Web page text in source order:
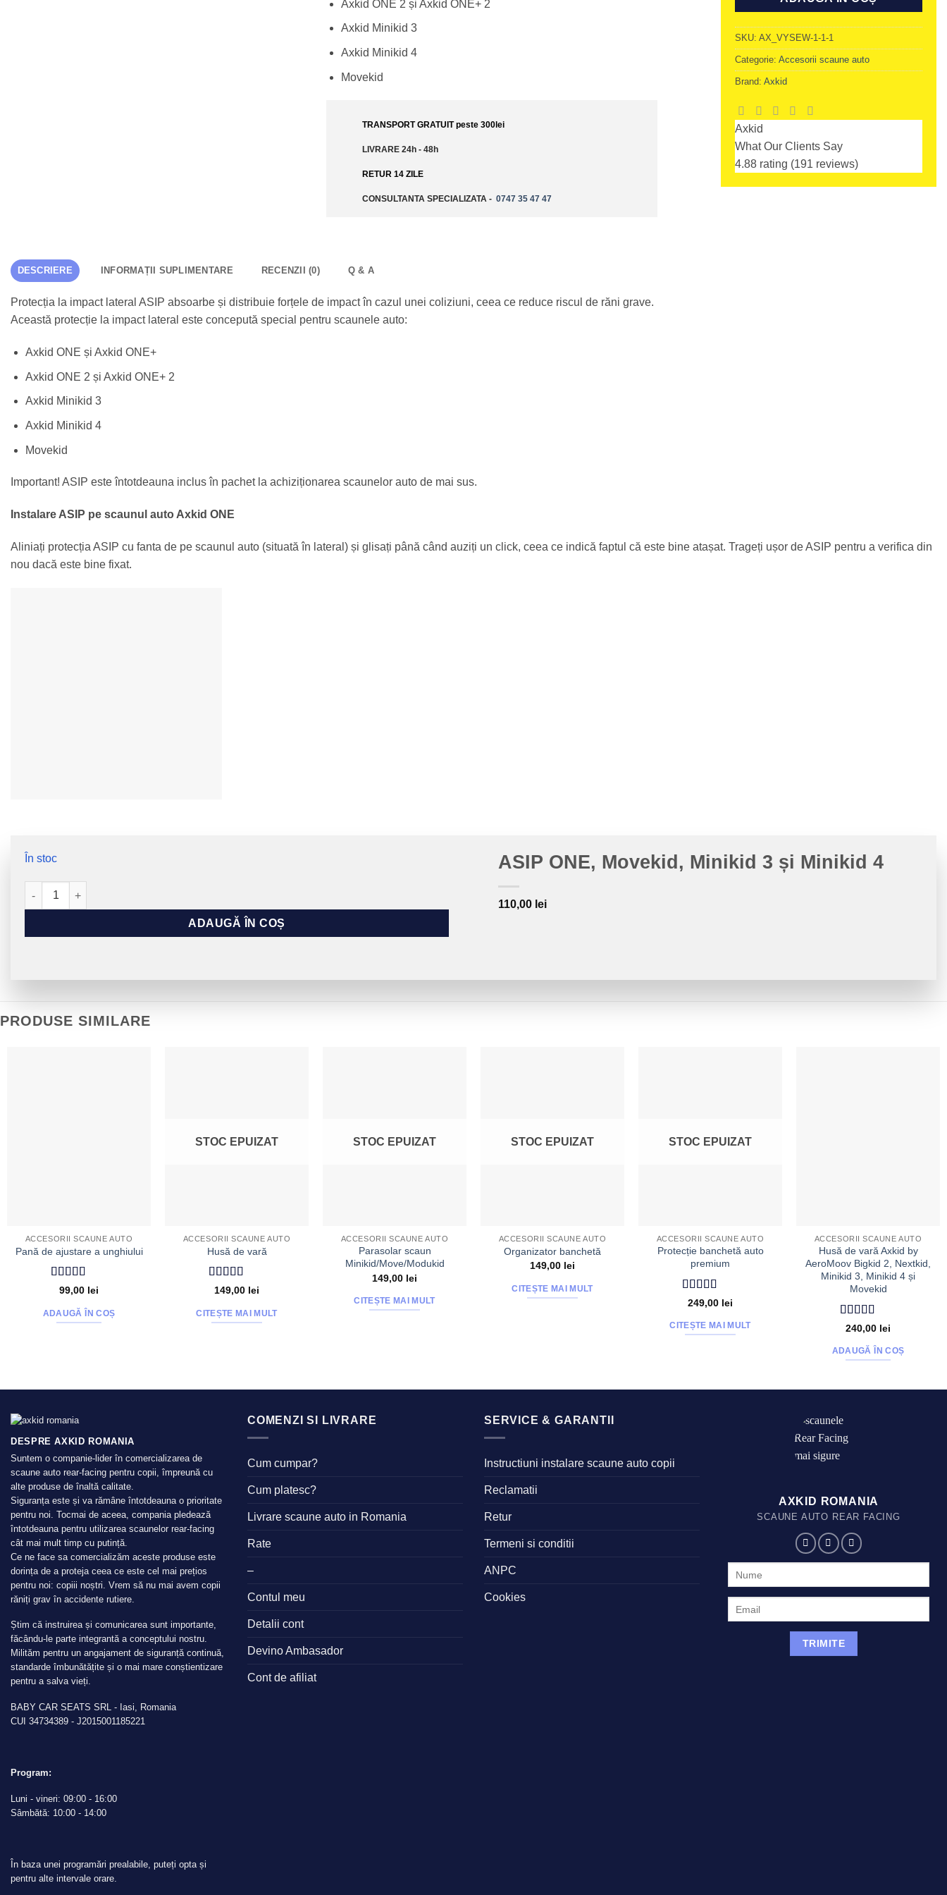
Axkid ONE 2 și Axkid ONE+ 2
Axkid Minikid 3
Axkid Minikid 4
Movekid
TRANSPORT GRATUIT peste 300lei
LIVRARE 24h - 48h
RETUR 14 ZILE
CONSULTANTA SPECIALIZATA - 0747 35 47 47
SKU: AX_VYSEW-1-1-1
Categorie: Accesorii scaune auto
Brand: Axkid
Axkid
What Our Clients Say
4.88 rating (191 reviews)
DESCRIERE INFORMAȚII SUPLIMENTARE RECENZII (0) Q & A
Protecția la impact lateral ASIP absoarbe și distribuie forțele de impact în cazul unei coliziuni, ceea ce reduce riscul de răni grave.
Această protecție la impact lateral este concepută special pentru scaunele auto:
Axkid ONE și Axkid ONE+
Axkid ONE 2 și Axkid ONE+ 2
Axkid Minikid 3
Axkid Minikid 4
Movekid
Important! ASIP este întotdeauna inclus în pachet la achiziționarea scaunelor auto de mai sus.
Instalare ASIP pe scaunul auto Axkid ONE
Aliniați protecția ASIP cu fanta de pe scaunul auto (situată în lateral) și glisați până când auziți un click, ceea ce indică faptul că este bine atașat. Trageți ușor de ASIP pentru a verifica din
nou dacă este bine fixat.
În stoc
Cantitate ASIP ONE, Movekid, Minikid 3 și Minikid 4
ADAUGĂ ÎN COȘ
ASIP ONE, Movekid, Minikid 3 și Minikid 4
110,00 lei
PRODUSE SIMILARE
ACCESORII SCAUNE AUTO
Pană de ajustare a unghiului
Evaluat la
99,00 lei
ADAUGĂ ÎN COȘ
STOC EPUIZAT
ACCESORII SCAUNE AUTO
Husă de vară
Evaluat la
149,00 lei
CITEȘTE MAI MULT
STOC EPUIZAT
ACCESORII SCAUNE AUTO
Parasolar scaun
Minikid/Move/Modukid
149,00 lei
CITEȘTE MAI MULT
STOC EPUIZAT
ACCESORII SCAUNE AUTO
Organizator banchetă
149,00 lei
CITEȘTE MAI MULT
STOC EPUIZAT
ACCESORII SCAUNE AUTO
Protecție banchetă auto
premium
Evaluat la
249,00 lei
CITEȘTE MAI MULT
ACCESORII SCAUNE AUTO
Husă de vară Axkid by
AeroMoov Bigkid 2, Nextkid,
Minikid 3, Minikid 4 și
Movekid
Evaluat la5
240,00 lei
ADAUGĂ ÎN COȘ
DESPRE AXKID ROMANIA
Suntem o companie-lider în comercializarea de
scaune auto rear-facing pentru copii, împreună cu
alte produse de înaltă calitate.
Siguranța este și va rămâne întotdeauna o prioritate
pentru noi. Tocmai de aceea, compania pledează
întotdeauna pentru utilizarea scaunelor rear-facing
cât mai mult timp cu putință.
Ce ne face sa comercializăm aceste produse este
dorința de a proteja ceea ce este cel mai prețios
pentru noi: copiii noștri. Vrem să nu mai avem copii
răniți grav în accidente rutiere.
Știm că instruirea și comunicarea sunt importante,
făcându-le parte integrantă a conceptului nostru.
Milităm pentru un angajament de siguranță continuă,
standarde îmbunătățite și o mai mare conștientizare
pentru a salva vieți.
BABY CAR SEATS SRL - Iasi, Romania
CUI 34734389 - J2015001185221
Program:
Luni - vineri: 09:00 - 16:00
Sâmbătă: 10:00 - 14:00
În baza unei programări prealabile, puteți opta și
pentru alte intervale orare.
COMENZI SI LIVRARE
Cum cumpar?
Cum platesc?
Livrare scaune auto in Romania
Rate
–
Contul meu
Detalii cont
Devino Ambasador
Cont de afiliat
SERVICE & GARANTII
Instructiuni instalare scaune auto copii
Reclamatii
Retur
Termeni si conditii
ANPC
Cookies
AXKID ROMANIA
SCAUNE AUTO REAR FACING